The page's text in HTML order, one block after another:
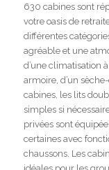
630 cabines sont
votre oasis de
différentes
agréable et une
d’une climatisation
armoire, d’un
cabines, les lits
simples si
privées sont
certaines avec
chaussons. Les